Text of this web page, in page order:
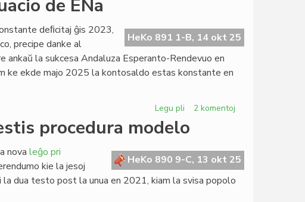
PIV?
de ENa
HeKo 891 1-B, 14 okt 25
deﬁcitaj ĝis 2023,
precipe danke al
ankaŭ la sukcesa Andaluza Esperanto-Rendevuo en
ke ekde majo 2025 la kontosaldo estas konstante en
Legu pli
la
situacio
de
ENa
2 komentoj
procedura modelo
HeKo 890 9-C, 13 okt 25
nova leĝo pri
kie la jesoj
dua testo post la unua en 2021, kiam la svisa popolo